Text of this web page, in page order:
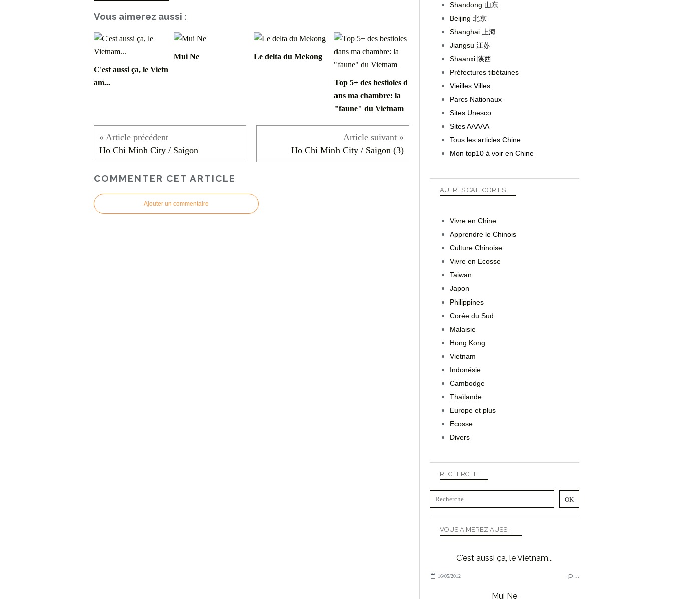
Vous aimerez aussi :
C'est aussi ça, le Vietn
am...
Mui Ne Le delta du Mekong
Top 5+ des bestioles d
ans ma chambre: la
"faune" du Vietnam
Ho Chi Minh City / Saigon Ho Chi Minh City / Saigon (3)
COMMENTER CET ARTICLE
Ajouter un commentaire
RECHERCHE
VOUS AIMEREZ AUSSI :
C'est aussi ça, le Vietnam...
16/05/2012
Mui Ne
Shandong 山东
Beijing 北京
Shanghai 上海
Jiangsu 江苏
Shaanxi 陕西
Préfectures tibétaines
Vieilles Villes
Parcs Nationaux
Sites Unesco
Sites AAAAA
Tous les articles Chine
Mon top10 à voir en Chine
AUTRES CATEGORIES
Vivre en Chine
Apprendre le Chinois
Culture Chinoise
Vivre en Ecosse
Taiwan
Japon
Philippines
Corée du Sud
Malaisie
Hong Kong
Vietnam
Indonésie
Cambodge
Thaïlande
Europe et plus
Ecosse
Divers